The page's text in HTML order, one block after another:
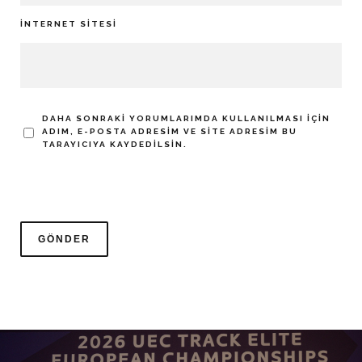
İNTERNET SITESI
DAHA SONRAKI YORUMLARIMDA KULLANILMASI IÇIN
ADIM, E-POSTA ADRESIM VE SITE ADRESIM BU
TARAYICIYA KAYDEDILSIN.